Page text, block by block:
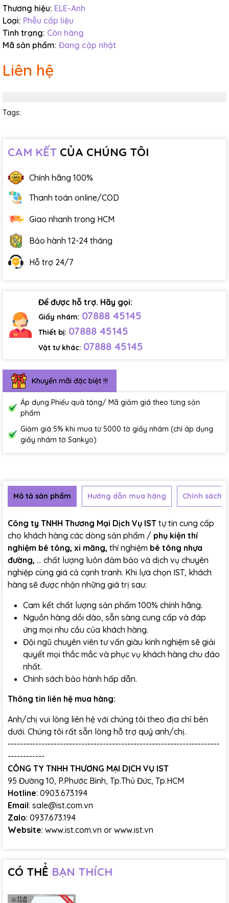
Thương hiệu: ELE-Anh
Loại: Phễu cấp liệu
Tình trạng: Còn hàng
Mã sản phẩm: Đang cập nhật
Liên hệ
Tags:
CAM KẾT CỦA CHÚNG TÔI
Chính hãng 100%
Thanh toán online/COD
Giao nhanh trong HCM
Bảo hành 12-24 tháng
Hỗ trợ 24/7
Để được hỗ trợ. Hãy gọi:
Giấy nhám: 07888 45145
Thiết bị: 07888 45145
Vật tư khác: 07888 45145
Khuyến mãi đặc biệt !!!
Áp dụng Phiếu quà tặng/ Mã giảm giá theo từng sản
phẩm
Giảm giá 5% khi mua từ 5000 tờ giấy nhám (chỉ áp dụng
giấy nhám tờ Sankyo)
Mô tả sản phẩm Hướng dẫn mua hàng Chính sách
Công ty TNHH Thương Mại Dịch Vụ IST tự tin cung cấp
cho khách hàng các dòng sản phẩm / phụ kiện thí
nghiệm bê tông, xi măng, thí nghiệm bê tông nhựa
đường, ... chất lượng luôn đảm bảo và dịch vụ chuyên
nghiệp cùng giá cả cạnh tranh. Khi lựa chọn IST, khách
hàng sẽ được nhận những giá trị sau:
Cam kết chất lượng sản phẩm 100% chính hãng.
Nguồn hàng dồi dào, sẵn sàng cung cấp và đáp
ứng mọi nhu cầu của khách hàng.
Đội ngũ chuyên viên tư vấn giàu kinh nghiệm sẽ giải
quyết mọi thắc mắc và phục vụ khách hàng chu đáo
nhất.
Chính sách bảo hành hấp dẫn.
Thông tin liên hệ mua hàng:
Anh/chị vui lòng liên hệ với chúng tôi theo địa chỉ bên
dưới. Chúng tôi rất sẵn lòng hỗ trợ quý anh/chị.
---------------------------------------------------------------------
------------
CÔNG TY TNHH THƯƠNG MẠI DỊCH VỤ IST
95 Đường 10, P.Phước Bình, Tp.Thủ Đức, Tp.HCM
Hotline: 0903.673.194
Email: sale@ist.com.vn
Zalo: 0937.673.194
Website: www.ist.com.vn or www.ist.vn
CÓ THỂ BẠN THÍCH